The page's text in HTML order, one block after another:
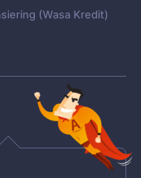
(Wasa Kredit)